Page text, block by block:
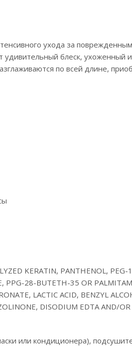
ухода за
удивительный блеск, ухоженный
по всей длине,
KERATIN, PANTHENOL,
PPG-28-BUTETH-35 OR
LACTIC ACID, BENZYL
DISODIUM EDTA AND/
или кондиционера),